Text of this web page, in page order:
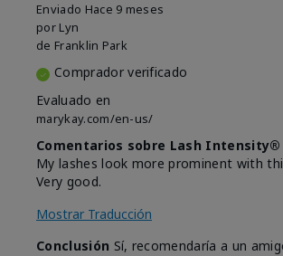
Enviado Hace 9 meses
por Lyn
de Franklin Park
Comprador verificado
Evaluado en
marykay.com/en-us/
Comentarios sobre Lash Intensity®
My lashes look more prominent with
Very good.
Mostrar Traducción
Conclusión Sí, recomendaría a un